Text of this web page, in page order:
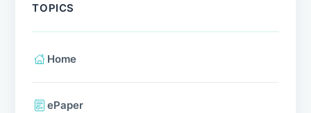
TOPICS
Home
ePaper